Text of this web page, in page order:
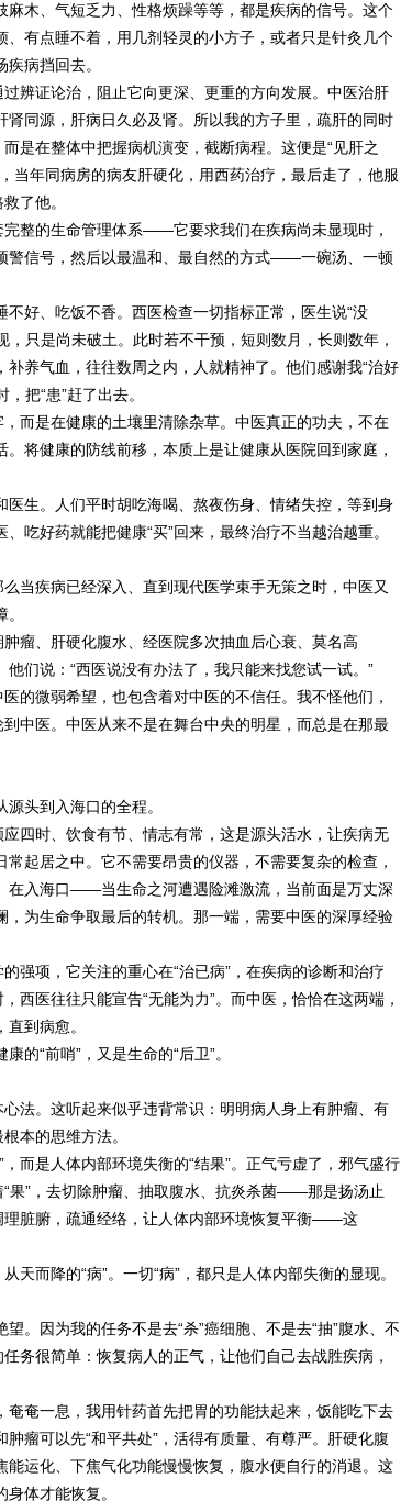
木、气短乏力、性格烦躁等等，都是疾病的信号。这个
有点睡不着，用几剂轻灵的小方子，或者只是针灸几个
病挡回去。
辨证论治，阻止它向更深、更重的方向发展。中医治肝
同源，肝病日久必及肾。所以我的方子里，疏肝的同时
是在整体中把握病机演变，截断病程。这便是“见肝之
当年同病房的病友肝硬化，用西药治疗，最后走了，他服
了他。
整的生命管理体系——它要求我们在疾病尚未显现时，
警信号，然后以最温和、最自然的方式——一碗汤、一顿
好、吃饭不香。西医检查一切指标正常，医生说“没
只是尚未破土。此时若不干预，短则数月，长则数年，
养气血，往往数周之内，人就精神了。他们感谢我“治好
把“患”赶了出去。
而是在健康的土壤里清除杂草。中医真正的功夫，不在
将健康的防线前移，本质上是让健康从医院回到家庭，
生。人们平时胡吃海喝、熬夜伤身、情绪失控，等到身
吃好药就能把健康“买”回来，最终治疗不当越治越重。
当疾病已经深入、直到现代医学束手无策之时，中医又
瘤、肝硬化腹水、经医院多次抽血后心衰、莫名高
们说：“西医说没有办法了，我只能来找您试一试。”
的微弱希望，也包含着对中医的不信任。我不怪他们，
中医。中医从来不是在舞台中央的明星，而总是在那最
头到入海口的全程。
四时、饮食有节、情志有常，这是源头活水，让疾病无
起居之中。它不需要昂贵的仪器，不需要复杂的检查，
在入海口——当生命之河遭遇险滩激流，当前面是万丈深
为生命争取最后的转机。那一端，需要中医的深厚经验
强项，它关注的重心在“治已病”，在疾病的诊断和治疗
医往往只能宣告“无能为力”。而中医，恰恰在这两端，
到病愈。
的“前哨”，又是生命的“后卫”。
法。这听起来似乎违背常识：明明病人身上有肿瘤、有
本的思维方法。
而是人体内部环境失衡的“结果”。正气亏虚了，邪气盛行
果”，去切除肿瘤、抽取腹水、抗炎杀菌——那是扬汤止
脏腑，疏通经络，让人体内部环境恢复平衡——这
天而降的“病”。一切“病”，都只是人体内部失衡的显现。
。因为我的任务不是去“杀”癌细胞、不是去“抽”腹水、不
务很简单：恢复病人的正气，让他们自己去战胜疾病，
奄一息，我用针药首先把胃的功能扶起来，饭能吃下去
瘤可以先“和平共处”，活得有质量、有尊严。肝硬化腹
运化、下焦气化功能慢慢恢复，腹水便自行的消退。这
体才能恢复。